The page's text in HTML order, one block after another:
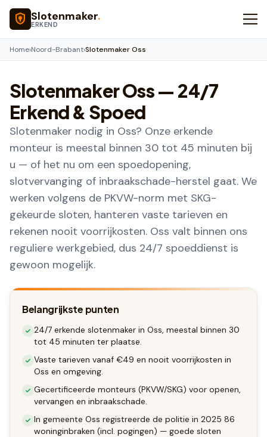
Naar hoofdinhoud
Slotenmaker.
ERKEND
Home›Noord-Brabant›Slotenmaker Oss
SlotenmakerOss— 24/7
Erkend & Spoed
Slotenmaker nodig in Oss? Onze erkende
monteur is meestal binnen 30 tot 45 minuten bij
u — of het nu om een spoedopening,
slotvervanging of inbraakschade-herstel gaat. We
werken volgens de PKVW-norm met SKG-
gekeurde sloten, hanteren vaste tarieven en
rekenen nooit voorrijkosten. Oss valt binnen ons
reguliere werkgebied, dus 24/7 spoeddienst is
gewoon mogelijk.
Belangrijkste punten
24/7 erkende slotenmaker in Oss, meestal binnen 30
tot 45 minuten ter plaatse.
Vaste tarieven vanaf €49 en nooit voorrijkosten in
Oss en omgeving.
Gecertificeerde monteurs (PKVW/SKG) voor openen,
vervangen en inbraakschade.
In gemeente Oss registreerde de politie in 2025 86
woninginbraken (incl. pogingen) — goede sloten